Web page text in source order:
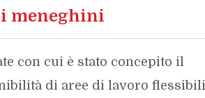
meneghini
con cui è stato concepito il
di aree di lavoro flessibili